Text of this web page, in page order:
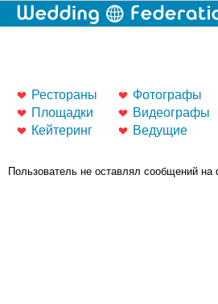
Рестораны
Площадки
Кейтеринг
Фотографы
Видеографы
Ведущие
Пользователь не оставлял сообщений